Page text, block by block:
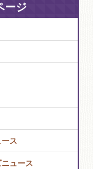
ージ
ス
ュース